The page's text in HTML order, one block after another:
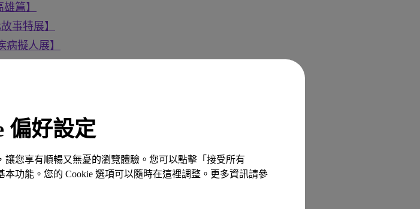
偏好設定
讓您享有順暢又無憂的瀏覽體驗。您可以點擊「接受所有
功能。您的 Cookie 選項可以隨時在這裡調整。更多資訊請參
篇】
事特展】
病擬人展】
園 & 與花共生的動物們】